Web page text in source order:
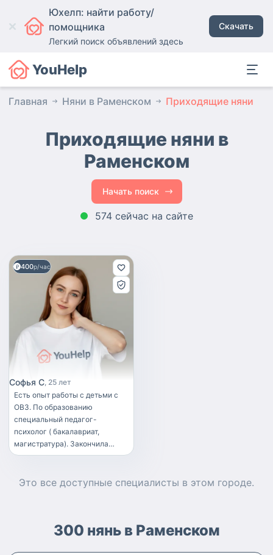
Юхелп: найти работу/
помощника
Легкий поиск объявлений здесь
Скачать
YouHelp
Главная Няни в Раменском Приходящие няни
Приходящие няни в
Раменском
Начать поиск
574 сейчас на сайте
400р/час
Софья С 25 лет
Есть опыт работы с детьми с
ОВЗ. По образованию
специальный педагог-
психолог ( бакалавриат,
магистратура). Закончила
переквалификацию по
пройден 1 модуль ПАП.
Это все доступные специалисты в этом городе.
300 нянь в Раменском